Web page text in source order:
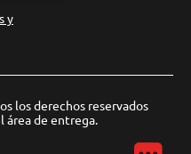
y
los derechos reservados
área de entrega.